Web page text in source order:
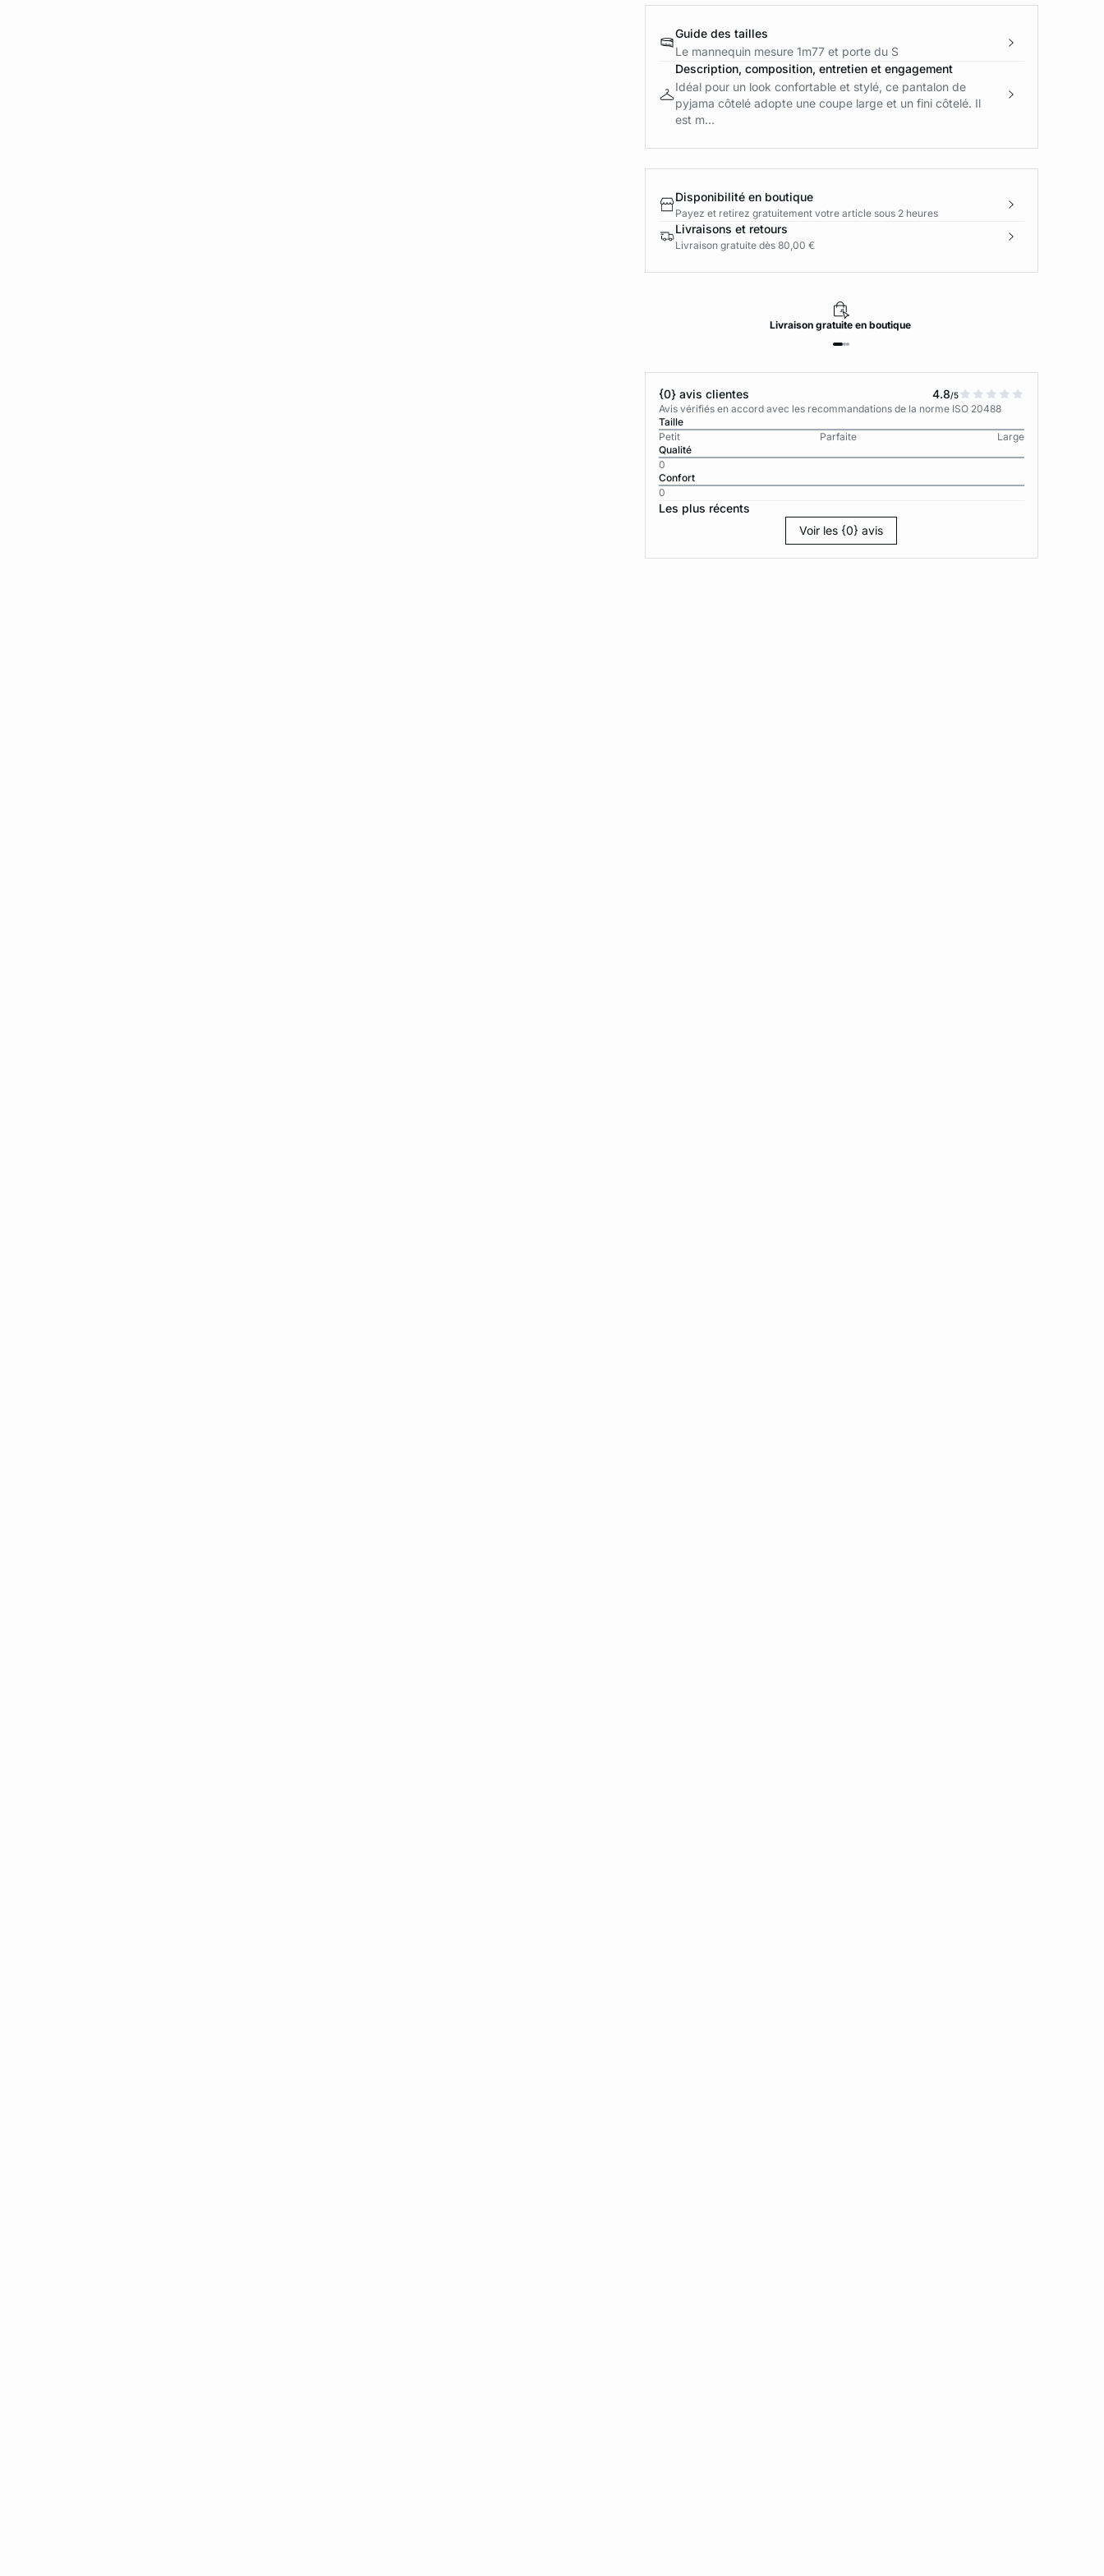
Guide des tailles
Le mannequin mesure 1m77 et porte du S
Description, composition, entretien et engagement
Idéal pour un look confortable et stylé, ce pantalon de
pyjama côtelé adopte une coupe large et un fini côtelé. Il
est m...
Disponibilité en boutique
Payez et retirez gratuitement votre article sous 2 heures
Livraisons et retours
Livraison gratuite dès 80,00 €
Livraison gratuite en boutique
{0} avis clientes 4.8/5
Avis vérifiés en accord avec les recommandations de la norme ISO 20488
Taille
Petit
Parfaite
Large
Qualité
0
Confort
0
Les plus récents
Voir les {0} avis